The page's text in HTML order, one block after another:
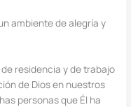
ambiente de alegría y
residencia y de trabajo
de Dios en nuestros
personas que Él ha